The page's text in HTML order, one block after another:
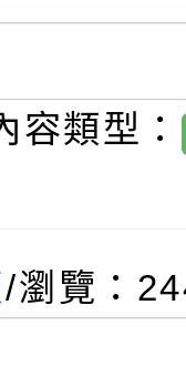
第9次代
12招)】
第7次代
學年
及新住
115學
政風處
能透明
年度全
類型：
/瀏覽：